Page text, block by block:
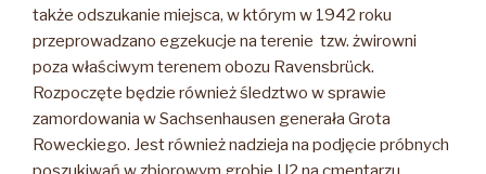
także odszukanie miejsca, w którym w 1942 roku
przeprowadzano egzekucje na terenie tzw. żwirowni
poza właściwym terenem obozu Ravensbrück.
Rozpoczęte będzie również śledztwo w sprawie
zamordowania w Sachsenhausen generała Grota
Roweckiego. Jest również nadzieja na podjęcie próbnych